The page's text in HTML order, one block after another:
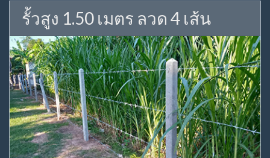
รั้วสูง 1.50 เมตร ลวด 4 เส้น